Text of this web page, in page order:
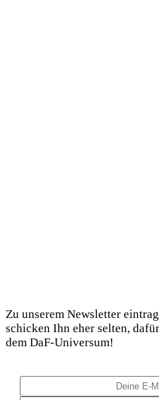
Zu unse­rem News­let­ter
schi­cken Ihn eher sel­ten,
dem DaF-Universum!